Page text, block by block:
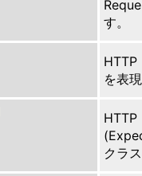
す。
を表
HTTP
クラ